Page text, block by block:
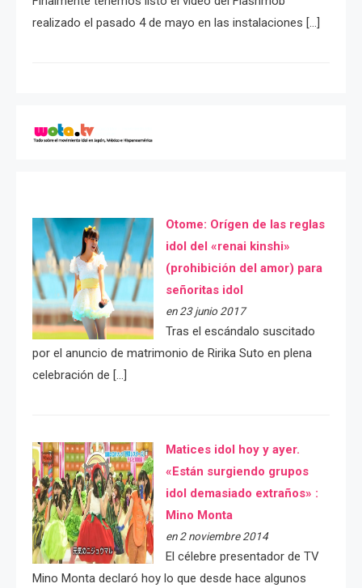
realizado el pasado 4 de mayo en las instalaciones […]
Otome: Orígen de las reglas
idol del «renai kinshi»
(prohibición del amor) para
señoritas idol
en 23 junio 2017
Tras el escándalo suscitado
por el anuncio de matrimonio de Ririka Suto en plena
celebración de […]
Matices idol hoy y ayer.
«Están surgiendo grupos
idol demasiado extraños» :
Mino Monta
en 2 noviembre 2014
El célebre presentador de TV
Mino Monta declaró hoy lo que desde hace algunos